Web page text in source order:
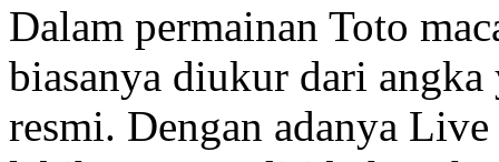
Dalam permainan Toto
biasanya diukur dari
resmi. Dengan adanya Live